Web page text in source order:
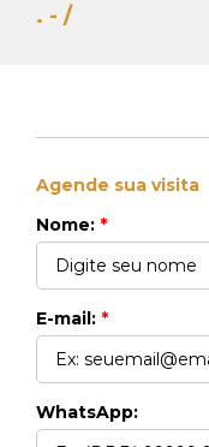
. - /
Agende sua visita
Nome: *
E-mail: *
WhatsApp: